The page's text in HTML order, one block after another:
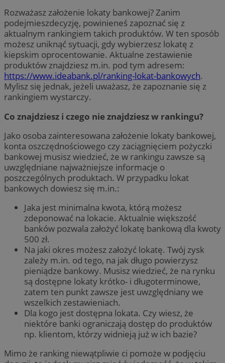
Rozważasz założenie lokaty bankowej? Zanim
podejmieszdecyzję, powinieneś zapoznać się z
aktualnym rankingiem takich produktów. W ten sposób
możesz uniknąć sytuacji, gdy wybierzesz lokatę z
kiepskim oprocentowanie. Aktualne zestawienie
produktów znajdziesz m.in. pod tym adresem:
https://www.ideabank.pl/ranking-lokat-bankowych.
Mylisz się jednak, jeżeli uważasz, że zapoznanie się z
rankingiem wystarczy.
Co znajdziesz i czego nie znajdziesz w rankingu?
Jako osoba zainteresowana założenie lokaty bankowej,
konta oszczędnościowego czy zaciągnięciem pożyczki
bankowej musisz wiedzieć, że w rankingu zawsze są
uwzględniane najważniejsze informacje o
poszczególnych produktach. W przypadku lokat
bankowych dowiesz się m.in.:
Jaka jest minimalna kwota, którą możesz
zdeponować na lokacie. Aktualnie większość
banków pozwala założyć lokatę bankową dla kwoty
500 zł.
Na jaki okres możesz założyć lokatę. Twój zysk
zależy m.in. od tego, na jak długo powierzysz
pieniądze bankowy. Musisz wiedzieć, że na rynku
są dostępne lokaty krótko- i długoterminowe,
zatem ten punkt zawsze jest uwzględniany we
wszelkich zestawieniach.
Dla kogo jest dostępna lokata. Czy wiesz, że
niektóre banki ograniczają dostęp do produktów
np. klientom, którzy widnieją już w ich bazie?
Mimo że ranking niewątpliwie ci pomoże w podjęciu